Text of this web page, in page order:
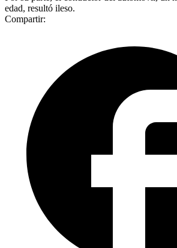
edad, resultó ileso.
Compartir: